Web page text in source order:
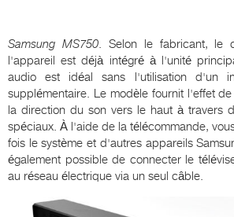
Samsung MS750. Selon le fabricant, le
l'appareil est déjà intégré à l'unité
audio est idéal sans l'utilisation d'un
supplémentaire. Le modèle fournit l'effet
la direction du son vers le haut à travers
spéciaux. À l'aide de la télécommande,
fois le système et d'autres appareils
également possible de connecter le
au réseau électrique via un seul câble.